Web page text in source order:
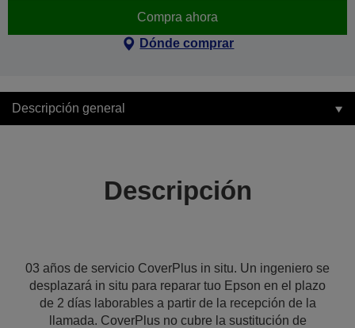
Compra ahora
Dónde comprar
Descripción general
Descripción
03 años de servicio CoverPlus in situ. Un ingeniero se
desplazará in situ para reparar tuo Epson en el plazo
de 2 días laborables a partir de la recepción de la
llamada. CoverPlus no cubre la sustitución de